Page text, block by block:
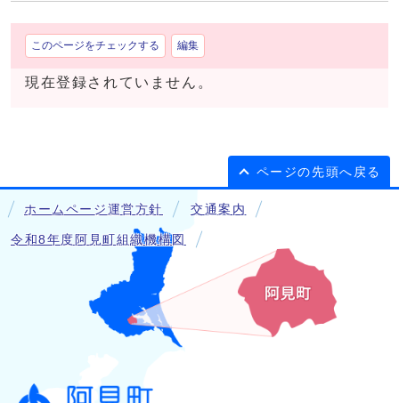
このページをチェックする 編集
現在登録されていません。
ページの先頭へ戻る
ホームページ運営方針 交通案内
令和8年度阿見町組織機構図